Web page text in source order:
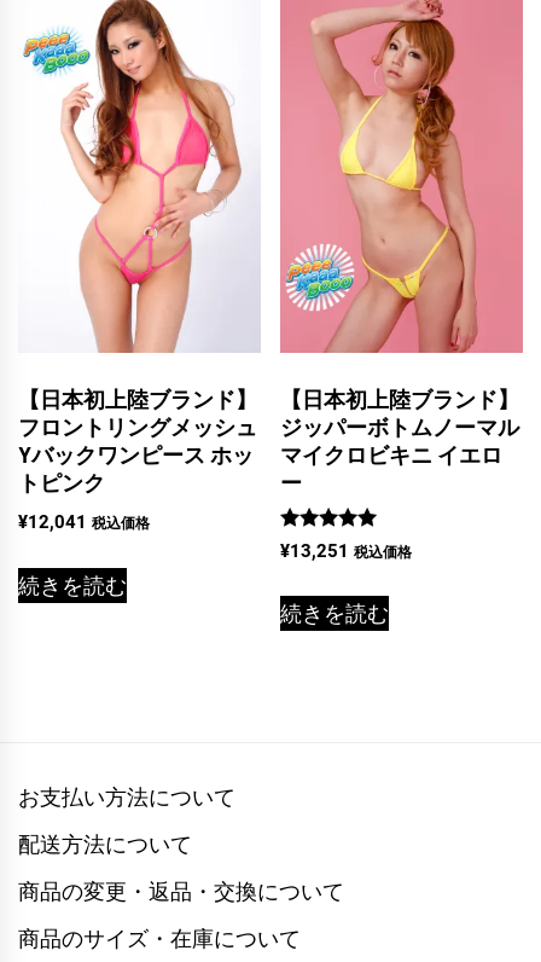
【日本初上陸ブランド】
フロントリングメッシュ
Yバックワンピース ホッ
トピンク
¥12,041 税込価格
続きを読む
【日本初上陸ブランド】
ジッパーボトムノーマル
マイクロビキニ イエロ
ー
5段階中
5.00
¥13,251 税込価格
続きを読む
お支払い方法について
配送方法について
商品の変更・返品・交換について
商品のサイズ・在庫について